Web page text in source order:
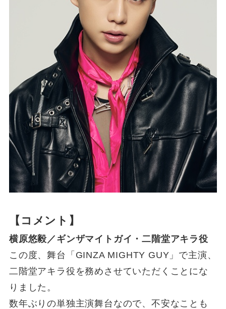
【コメント】
横原悠毅／ギンザマイトガイ・二階堂アキラ役
この度、舞台「GINZA MIGHTY GUY」で主演、
二階堂アキラ役を務めさせていただくことにな
りました。
数年ぶりの単独主演舞台なので、不安なことも